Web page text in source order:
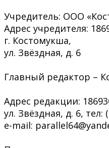
Учредитель: ООО
Адрес учредителя:
г. Костомукша,
ул. Звёздная, д. 6
Главный редактор –
Адрес редакции:
ул. Звёздная, д. 6, тел:
e-mail: